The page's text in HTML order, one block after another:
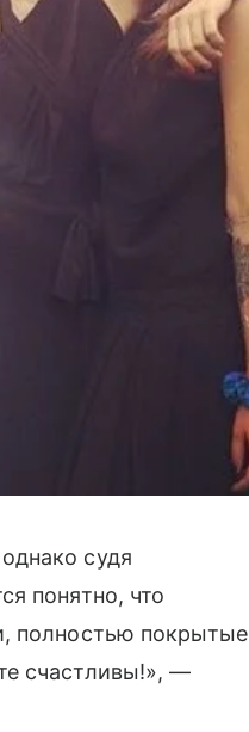
судя
понятно, что
полностью покрытые
счастливы!», —